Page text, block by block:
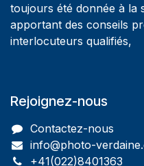
toujours été donnée à la
apportant des conseils
interlocuteurs qualifiés,
Rejoignez-nous
Contactez-nous
info@photo-
​​+41(022)8401363